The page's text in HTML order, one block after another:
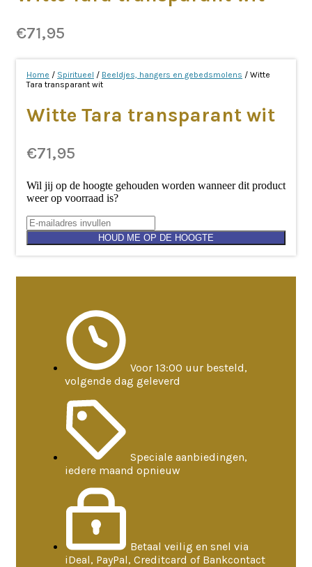
€71,95
Home / Spiritueel / Beeldjes, hangers en gebedsmolens / Witte
Tara transparant wit
Witte Tara transparant wit
€71,95
Wil jij op de hoogte gehouden worden wanneer dit product
weer op voorraad is?
HOUD ME OP DE HOOGTE
Voor 13:00 uur besteld,
volgende dag geleverd
Speciale aanbiedingen,
iedere maand opnieuw
Betaal veilig en snel via
iDeal, PayPal, Creditcard of Bankcontact